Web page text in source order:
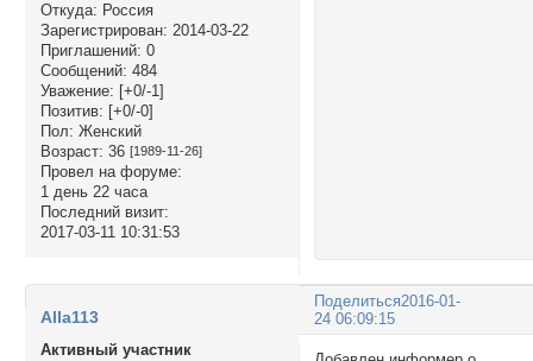
Откуда: Россия
Зарегистрирован: 2014-03-22
Приглашений: 0
Сообщений: 484
Уважение: [+0/-1]
Позитив: [+0/-0]
Пол: Женский
Возраст: 36 [1989-11-26]
Провел на форуме:
1 день 22 часа
Последний визит:
2017-03-11 10:31:53
Поделиться2016-01-
24 06:09:15
Alla113
Активный участник